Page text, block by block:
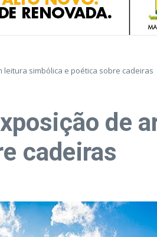
simbólica e poética sobre cadeiras
de
cadeiras